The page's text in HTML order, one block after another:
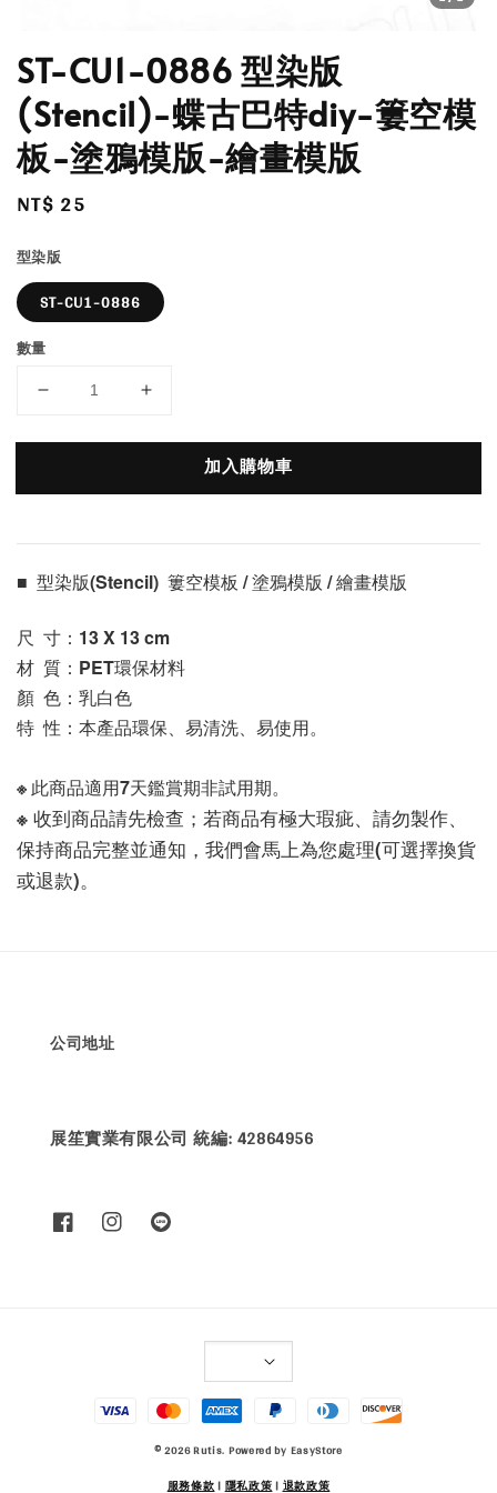
ST-CU1-0886 型染版
(Stencil)-蝶古巴特diy-簍空模
板-塗鴉模版-繪畫模版
Regular
NT$ 25
型染版
ST-CU1-0886
數量
加入購物車
■  型染版(Stencil)  簍空模板 / 塗鴉模版 / 繪畫模版
尺  寸：13 X 13 cm
材  質：PET環保材料
顏  色：乳白色
特  性：本產品環保、易清洗、易使用。
※ 此商品適用7天鑑賞期非試用期。
※ 收到商品請先檢查；若商品有極大瑕疵、請勿製作、
保持商品完整並通知，我們會馬上為您處理(可選擇換貨
或退款)。
公司地址
展笙實業有限公司 統編: 42864956
© 2026 Rutis. Powered by EasyStore
服務條款| 隱私政策| 退款政策